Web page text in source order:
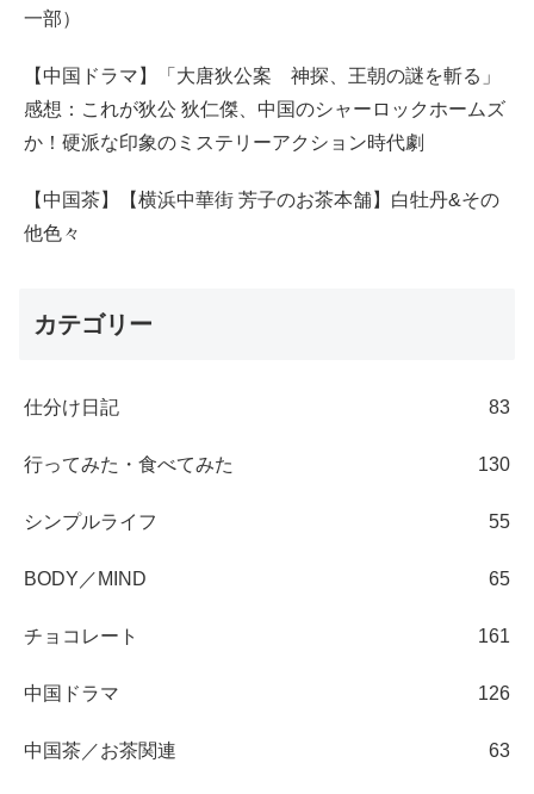
一部）
【中国ドラマ】「大唐狄公案 神探、王朝の謎を斬る」
感想：これが狄公 狄仁傑、中国のシャーロックホームズ
か！硬派な印象のミステリーアクション時代劇
【中国茶】【横浜中華街 芳子のお茶本舗】白牡丹&その
他色々
カテゴリー
仕分け日記 83
行ってみた・食べてみた 130
シンプルライフ 55
BODY／MIND 65
チョコレート 161
中国ドラマ 126
中国茶／お茶関連 63